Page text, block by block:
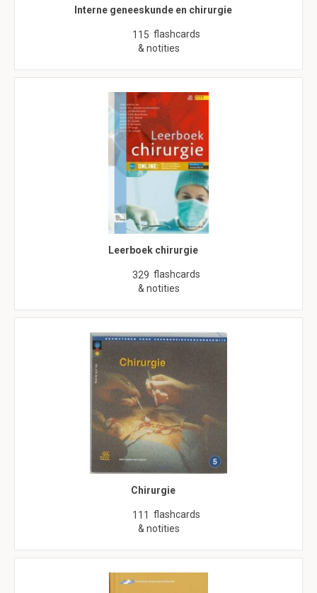
Interne geneeskunde en chirurgie
115 flashcards
& notities
Leerboek chirurgie
329 flashcards
& notities
Chirurgie
111 flashcards
& notities